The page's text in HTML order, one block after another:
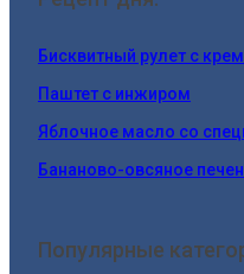
Бисквитный рулет с
Паштет с инжиром
Яблочное масло со
Бананово-овсяное
Популярные